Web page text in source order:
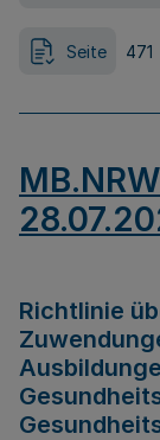
Seite 471
Richtlinie